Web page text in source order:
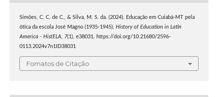
Simões, C. C. de C., & Silva, M. S. da. (2024). Educação em Cuiabá-MT pela
ótica da escola José Magno (1935-1945). History of Education in Latin
America - HistELA, 7(1), e38031. https://doi.org/10.21680/2596-
0113.2024v7n1ID38031
Fomatos de Citação